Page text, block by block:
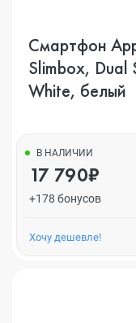
Смартфон
Slimbox, Dual
White, белый
В НАЛИЧИИ
17 790₽
+178 бонусов
Хочу дешевле!